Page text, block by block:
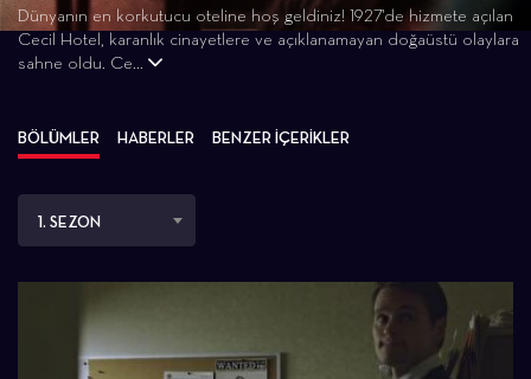
Dünyanın en korkutucu oteline hoş geldiniz! 1927'de hizmete açılan
Cecil Hotel, karanlık cinayetlere ve açıklanamayan doğaüstü olaylara
sahne oldu. Ce...
BÖLÜMLER HABERLER BENZER İÇERİKLER
1. SEZON